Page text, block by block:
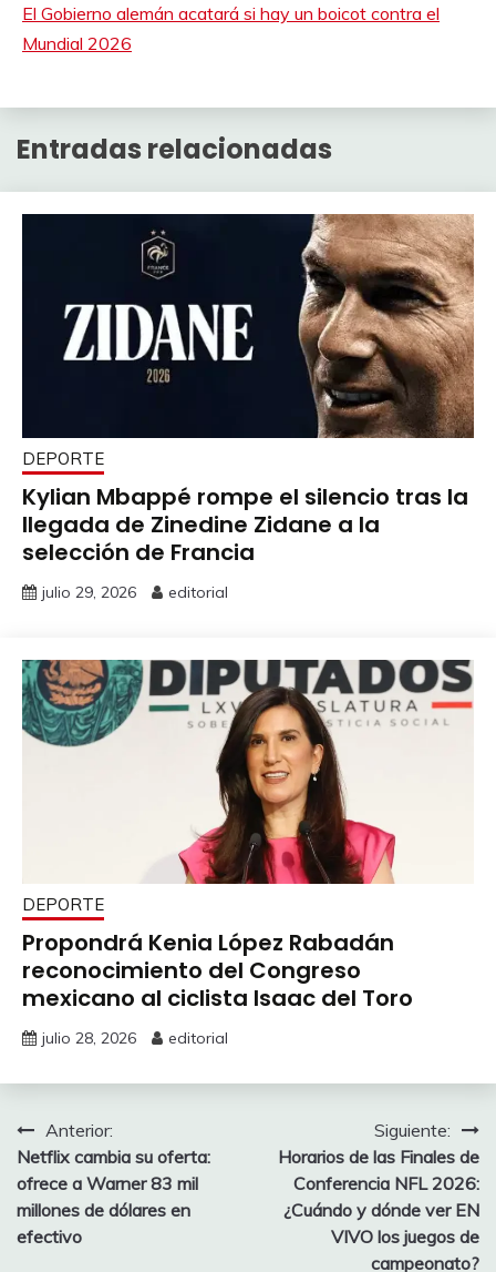
El Gobierno alemán acatará si hay un boicot contra el
Mundial 2026
Entradas relacionadas
DEPORTE
Kylian Mbappé rompe el silencio tras la
llegada de Zinedine Zidane a la
selección de Francia
julio 29, 2026 editorial
DEPORTE
Propondrá Kenia López Rabadán
reconocimiento del Congreso
mexicano al ciclista Isaac del Toro
julio 28, 2026 editorial
Navegación
de
entradas
Anterior:
Netflix cambia su oferta:
ofrece a Warner 83 mil
millones de dólares en
efectivo
Siguiente:
Horarios de las Finales de
Conferencia NFL 2026:
¿Cuándo y dónde ver EN
VIVO los juegos de
campeonato?